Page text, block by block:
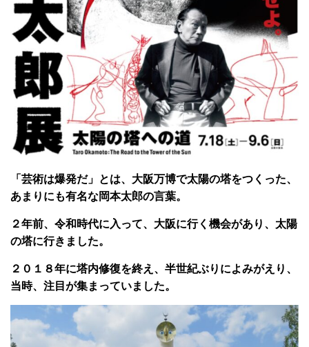
「芸術は爆発だ」とは、大阪万博で太陽の塔をつくった、
あまりにも有名な岡本太郎の言葉。
２年前、令和時代に入って、大阪に行く機会があり、太陽
の塔に行きました。
２０１８年に塔内修復を終え、半世紀ぶりによみがえり、
当時、注目が集まっていました。